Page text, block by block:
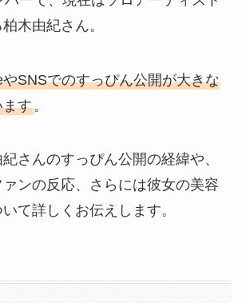
木由紀さん。
SNSでのすっぴん公開が大きな
ます。
さんのすっぴん公開の経緯や、
ンの反応、さらには彼女の美容
て詳しくお伝えします。